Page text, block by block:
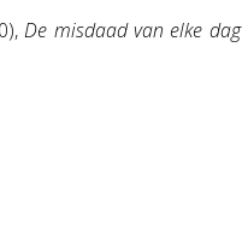
De misdaad van elke dag